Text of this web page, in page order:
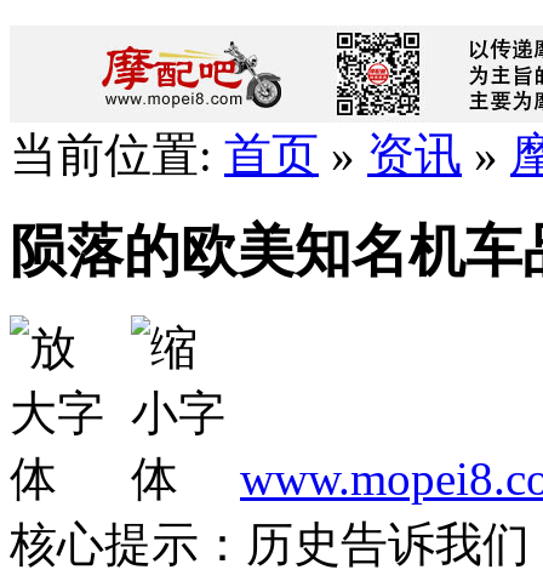
当前位置: 首页 » 资讯 »
陨落的欧美知名机车
核心提示：历史告诉我